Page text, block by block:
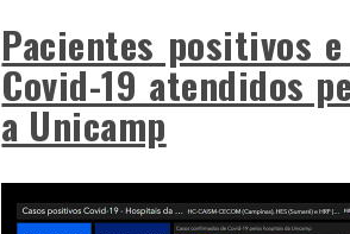
Pacientes positivos
Covid-19 atendidos
a Unicamp